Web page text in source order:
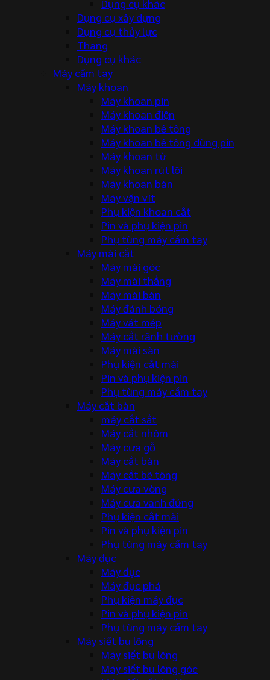
Dụng cụ khác
Dụng cụ xây dựng
Dụng cụ thủy lực
Thang
Dụng cụ khác
Máy cầm tay
Máy khoan
Máy khoan pin
Máy khoan điện
Máy khoan bê tông
Máy khoan bê tông dùng pin
Máy khoan từ
Máy khoan rút lõi
Máy khoan bàn
Máy vặn vít
Phụ kiện khoan cắt
Pin và phụ kiện pin
Phụ tùng máy cầm tay
Máy mài cắt
Máy mài góc
Máy mài thẳng
Máy mài bàn
Máy đánh bóng
Máy vát mép
Máy cắt rãnh tường
Máy mài sàn
Phụ kiện cắt mài
Pin và phụ kiện pin
Phụ tùng máy cầm tay
Máy cắt bàn
máy cắt sắt
Máy cắt nhôm
Máy cưa gỗ
Máy cắt bàn
Máy cắt bê tông
Máy cưa vòng
Máy cưa vanh đứng
Phụ kiện cắt mài
Pin và phụ kiện pin
Phụ tùng máy cầm tay
Máy đục
Máy đục
Máy đục phá
Phụ kiện máy đục
Pin và phụ kiện pin
Phụ tùng máy cầm tay
Máy siết bu lông
Máy siết bu lông
Máy siết bu lông góc